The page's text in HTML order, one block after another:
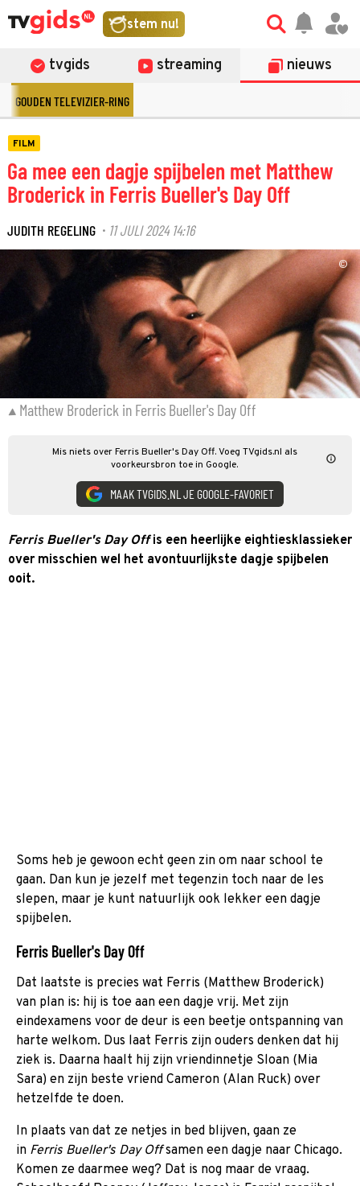
stem nu!
tvgids streaming nieuws
GOUDEN TELEVIZIER-RING
FILM
Ga mee een dagje spijbelen met Matthew
Broderick in Ferris Bueller's Day Off
JUDITH REGELING · 11 JULI 2024 14:16
©
Matthew Broderick in Ferris Bueller's Day Off
Mis niets over Ferris Bueller's Day Off. Voeg TVgids.nl als
voorkeursbron toe in Google.
MAAK TVGIDS.NL JE GOOGLE-FAVORIET
Ferris Bueller's Day Offis een heerlijke eightiesklassieker
over misschien wel het avontuurlijkste dagje spijbelen
ooit.
Soms heb je gewoon echt geen zin om naar school te
gaan. Dan kun je jezelf met tegenzin toch naar de les
slepen, maar je kunt natuurlijk ook lekker een dagje
spijbelen.
Ferris Bueller's Day Off
Dat laatste is precies wat Ferris (Matthew Broderick)
van plan is: hij is toe aan een dagje vrij. Met zijn
eindexamens voor de deur is een beetje ontspanning van
harte welkom. Dus laat Ferris zijn ouders denken dat hij
ziek is. Daarna haalt hij zijn vriendinnetje Sloan (Mia
Sara) en zijn beste vriend Cameron (Alan Ruck) over
hetzelfde te doen.
In plaats van dat ze netjes in bed blijven, gaan ze
in Ferris Bueller's Day Offsamen een dagje naar Chicago.
Komen ze daarmee weg? Dat is nog maar de vraag.